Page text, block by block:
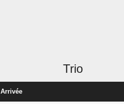
Trio
Arrivée